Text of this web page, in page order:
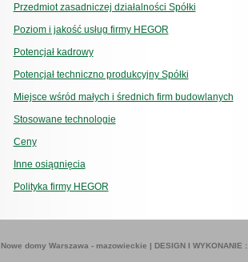
Przedmiot zasadniczej działalności Spółki
Poziom i jakość usług firmy HEGOR
Potencjał kadrowy
Potencjał techniczno produkcyjny Spółki
Miejsce wśród małych i średnich firm budowlanych
Stosowane technologie
Ceny
Inne osiągnięcia
Polityka firmy HEGOR
Nowe domy Warszawa - mazowieckie | DESIGN I WYKONANIE :